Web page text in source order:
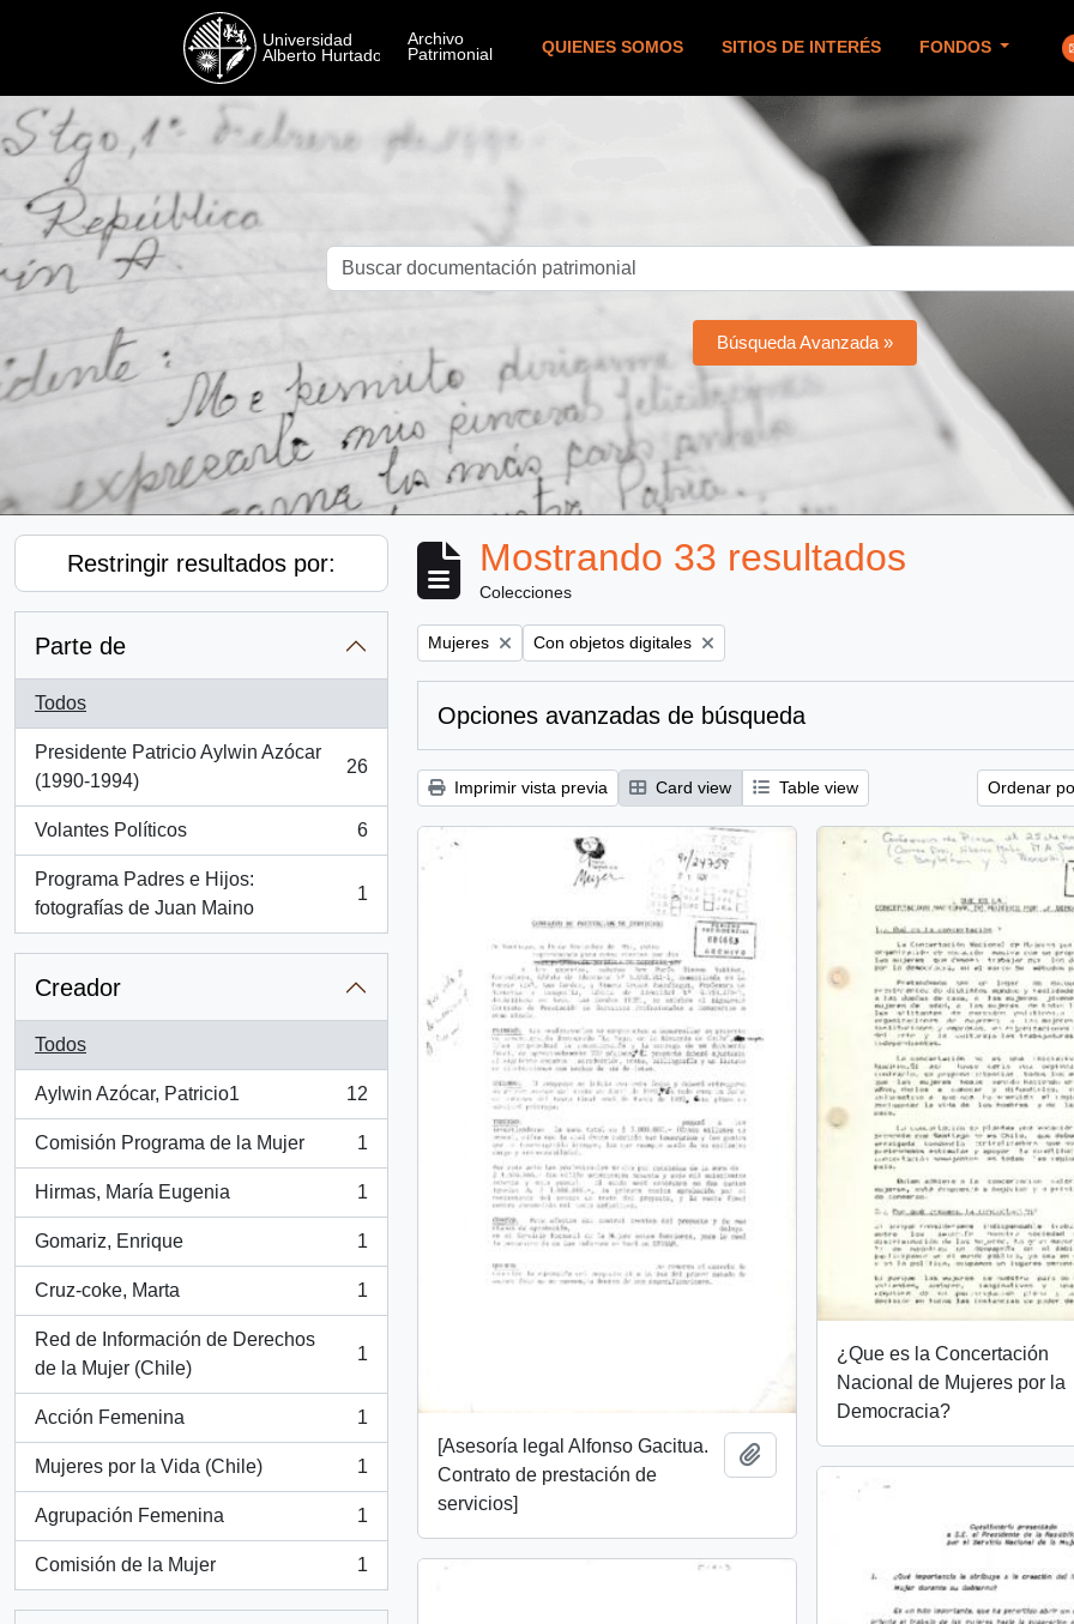
QUIENES SOMOS SITIOS DE INTERÉS FONDOS
Búsqueda Avanzada »
Restringir resultados por:
Parte de
Todos
Presidente Patricio Aylwin Azócar
(1990-1994)
, 26 resultados
26
Volantes Políticos
, 6 resultados
6
Programa Padres e Hijos:
fotografías de Juan Maino
, 1 resultados
1
Creador
Todos
Aylwin Azócar, Patricio1
, 12 resultados
12
Comisión Programa de la Mujer
, 1 resultados
1
Hirmas, María Eugenia
, 1 resultados
1
Gomariz, Enrique
, 1 resultados
1
Cruz-coke, Marta
, 1 resultados
1
Red de Información de Derechos
de la Mujer (Chile)
, 1 resultados
1
Acción Femenina
, 1 resultados
1
Mujeres por la Vida (Chile)
, 1 resultados
1
Agrupación Femenina
, 1 resultados
1
Comisión de la Mujer
, 1 resultados
1
Mostrando 33 resultados
Colecciones
Remove filter:
Mujeres Remove filter:
Con objetos digitales
Opciones avanzadas de búsqueda
Imprimir vista previa Card view Table view Ordenar
[Asesoría legal Alfonso Gacitua.
Contrato de prestación de
servicios]
Añadir al portapapeles
¿Que es la Concertación
Nacional de Mujeres por la
Democracia?